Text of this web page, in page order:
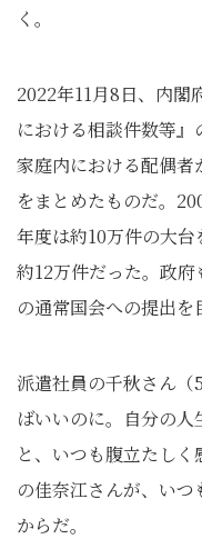
く。
2022年11月8日、内閣
における相談件数等』
家庭内における配偶
をまとめたものだ。
年度は約10万件の大
約12万件だった。政
の通常国会への提出を
派遣社員の千秋さん
ばいいのに。自分の
と、いつも腹立たし
の佳奈江さんが、い
からだ。